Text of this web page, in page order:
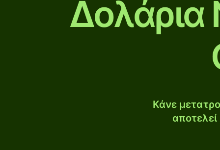
Δολάρια
Κάνε